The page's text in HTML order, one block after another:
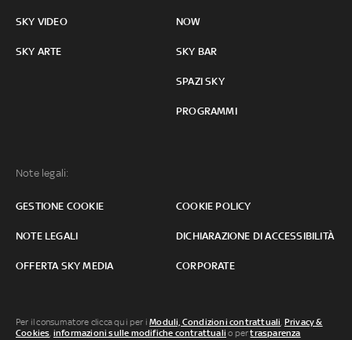
SKY VIDEO
SKY ARTE
NOW
SKY BAR
SPAZI SKY
PROGRAMMI
Note legali:
GESTIONE COOKIE COOKIE POLICY
NOTE LEGALI DICHIARAZIONE DI ACCESSIBILITÀ
OFFERTA SKY MEDIA CORPORATE
Per il consumatore clicca qui per iModuli, Condizioni contrattuali, Privacy &
Cookies, informazioni sulle modifiche contrattuali o pertrasparenza